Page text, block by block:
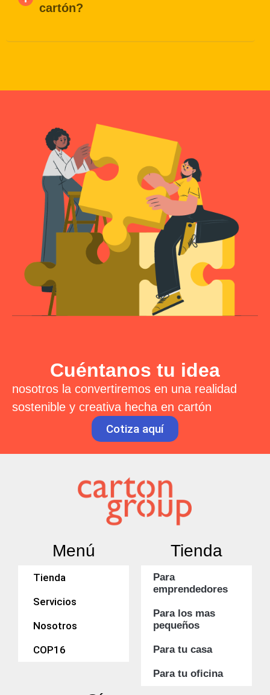
cartón?
Cuéntanos tu idea
nosotros la convertiremos en una realidad
sostenible y creativa hecha en cartón
Cotiza aquí
Menú
Tienda
Servicios
Nosotros
COP16
Tienda
Para
emprendedores
Para los mas
pequeños
Para tu casa
Para tu oficina